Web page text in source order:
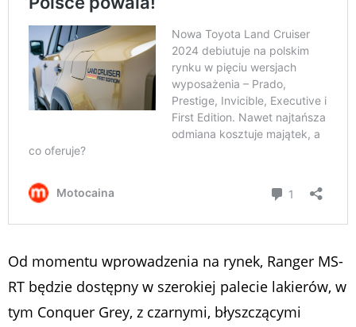
Od momentu wprowadzenia na rynek, Ranger MS-
RT będzie dostępny w szerokiej palecie lakierów, w
tym Conquer Grey, z czarnymi, błyszczącymi